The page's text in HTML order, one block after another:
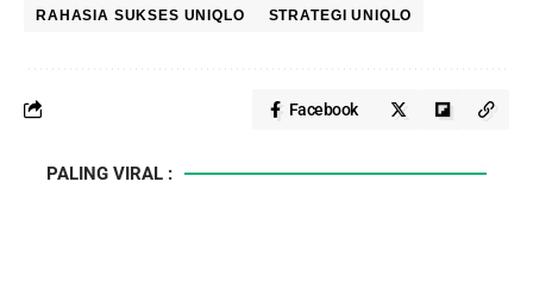
RAHASIA SUKSES UNIQLO
STRATEGI UNIQLO
Facebook
PALING VIRAL :